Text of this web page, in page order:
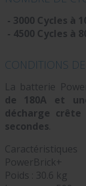
- 3000 Cycles à
- 4500 Cycles à
CONDITIONS
La batterie
de 180A et
décharge
secondes.
PowerBrick+
Poids : 30.6 kg